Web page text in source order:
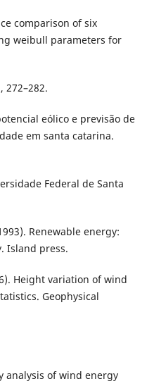
comparison of six
weibull parameters for
272–282.
eólico e previsão de
em santa catarina.
Federal de Santa
Renewable energy:
Island press.
Height variation of wind
Geophysical
analysis of wind energy